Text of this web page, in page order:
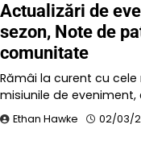
Actualizări de
sezon, Note de
comunitate
Rămâi la curent cu
misiunile de
Ethan Hawke 02/03/